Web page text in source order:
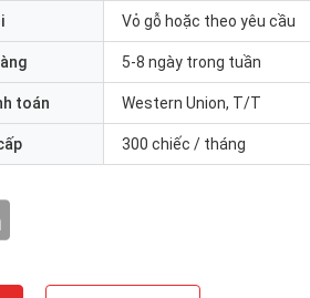
Vỏ gỗ hoặc theo yêu cầu
5-8 ngày trong tuần
toán Western Union, T/T
300 chiếc / tháng